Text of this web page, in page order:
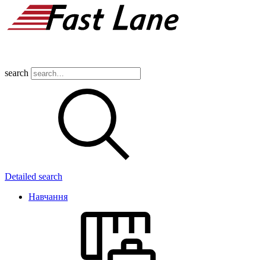
search
Detailed search
Навчання